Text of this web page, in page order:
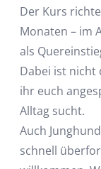
Der Kurs
Monaten – im
als
Dabei ist nicht
ihr euch
Alltag sucht.
Auch
schnell